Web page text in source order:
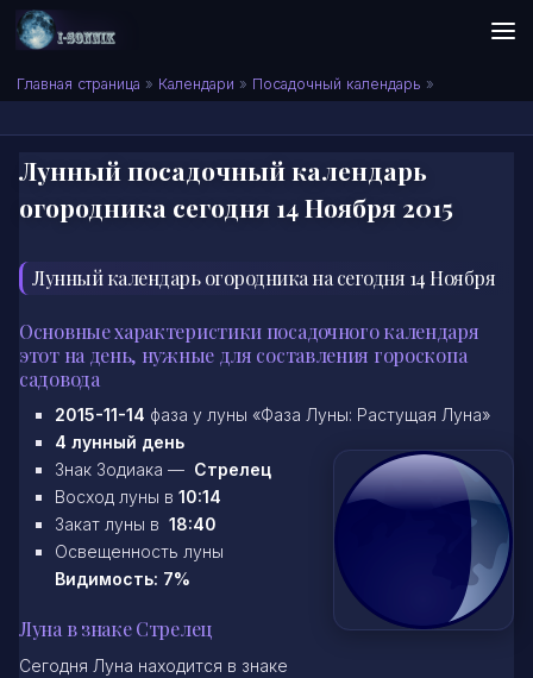
Skip to content
Сонник I-SONNIK.COM
Главная страница » Календари » Посадочный календарь »
Лунный посадочный календарь
огородника сегодня 14 Ноября 2015
Лунный календарь огородника на сегодня 14 Ноября
Основные характеристики посадочного календаря
этот на день, нужные для составления гороскопа
садовода
2015-11-14 фаза у луны «Фаза Луны: Растущая Луна»
4 лунный день
Знак Зодиака — Стрелец
Восход луны в 10:14
Закат луны в 18:40
Освещенность луны
Видимость: 7%
Луна в знаке Стрелец
Сегодня Луна находится в знаке